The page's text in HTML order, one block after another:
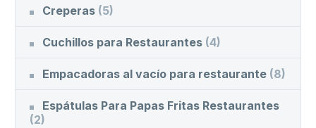
Creperas (5)
Cuchillos para Restaurantes (4)
Empacadoras al vacío para restaurante (8)
Espátulas Para Papas Fritas Restaurantes
(2)